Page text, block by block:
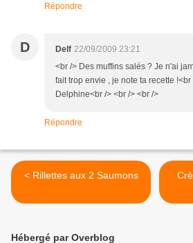
Répondre
D Delf 22/09/2009 23:21
<br /> Des muffins salés ? Je n'ai
fait trop envie , je note ta recette !<br
Delphine<br /> <br /> <br />
Répondre
< Rillettes aux 2 Saumons
Hébergé par Overblog